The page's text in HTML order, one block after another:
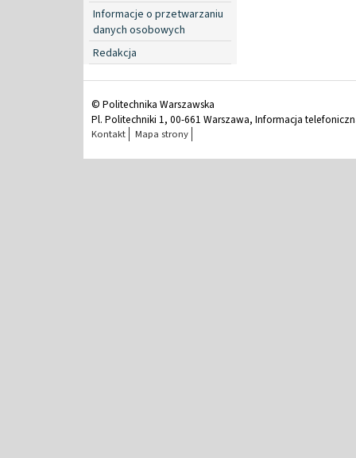
Informacje o przetwarzaniu
danych osobowych
Redakcja
© Politechnika Warszawska
Pl. Politechniki 1, 00-661 Warszawa, Informacja
Kontakt Mapa strony